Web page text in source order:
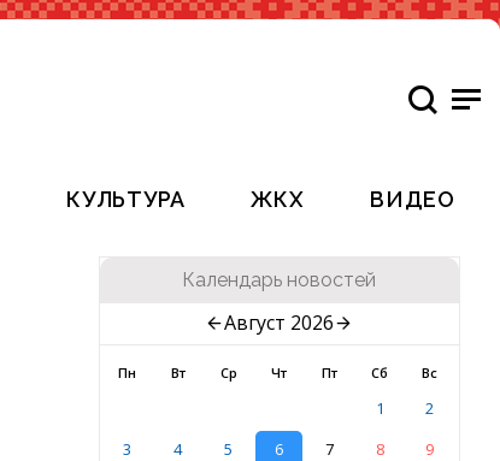
КУЛЬТУРА ЖКХ ВИДЕО
Календарь новостей
Август 2026
Пн Вт Ср Чт Пт Сб Вс
1
2
3
4 5 6 7 8
9